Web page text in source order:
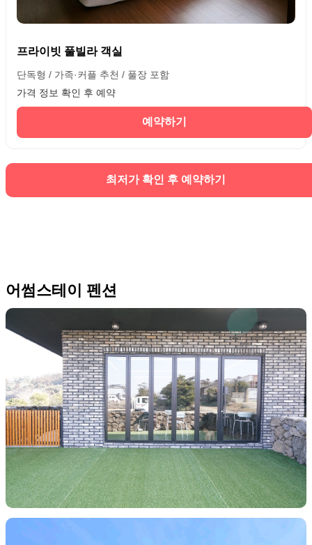
프라이빗 풀빌라 객실
단독형 / 가족·커플 추천 / 풀장 포함
가격 정보 확인 후 예약
예약하기
최저가 확인 후 예약하기
어썸스테이 펜션